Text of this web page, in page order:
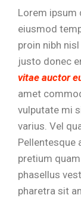
Lorem ipsum
eiusmod
proin nibh
justo donec
vitae auctor
amet
vulputate mi
varius. Vel
Pellentesque
pretium
phasellus
pharetra sit